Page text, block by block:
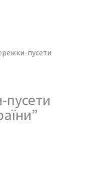
пусети
пусети